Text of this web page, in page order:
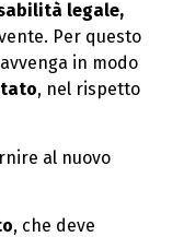
legale,
Per questo
in modo
, nel rispetto
al nuovo
, che deve